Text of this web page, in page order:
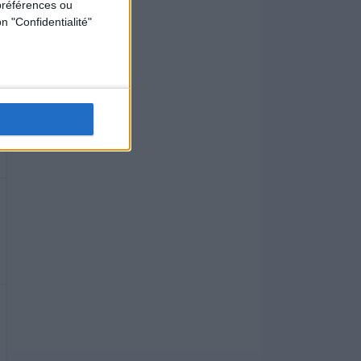
ou
"Confidentialité"